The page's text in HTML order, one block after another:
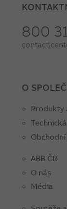
800
O
Produkty
ABB ČR
O nás
Média